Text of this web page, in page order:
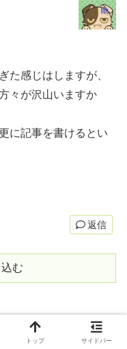
た感じはしますが、
々が沢山いますか
に記事を書けるとい
返信
む
トップ サイドバー